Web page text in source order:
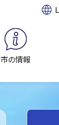
翻訳:
市の情報